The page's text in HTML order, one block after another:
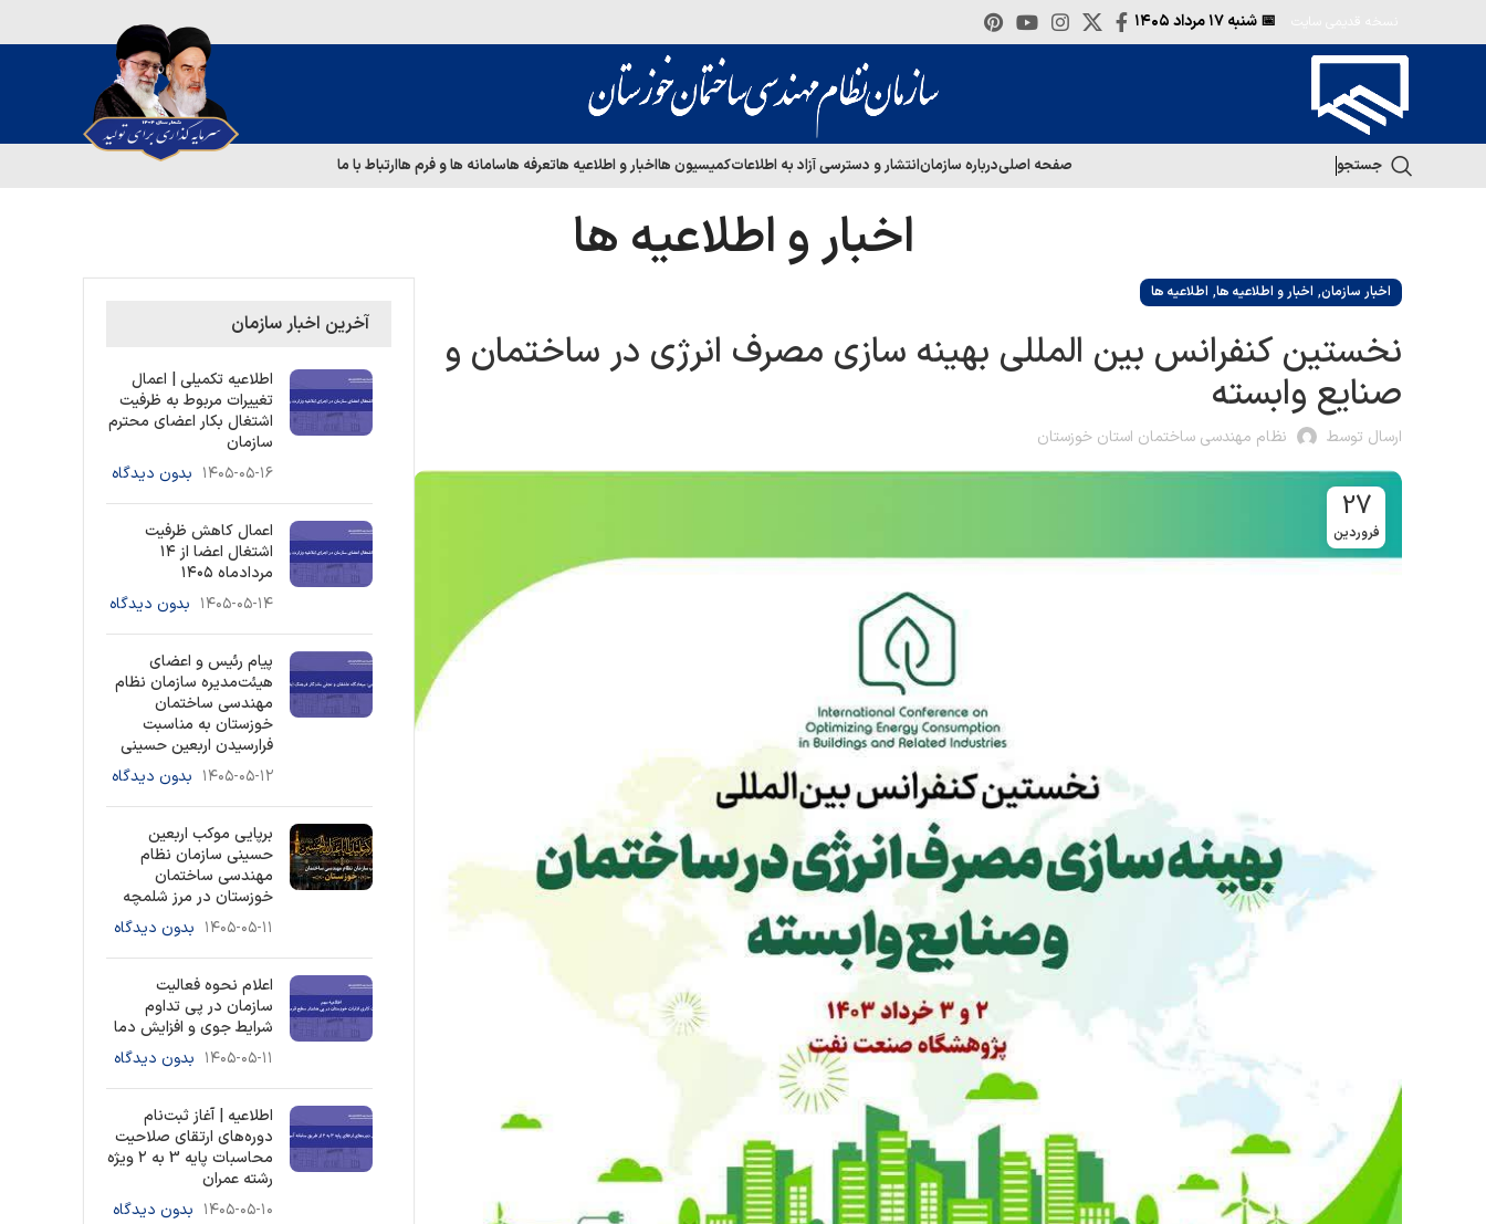
📅 شنبه
جستجو صفحه اصلیدرباره سازمانانتشار و دسترسی آزاد به اطلاعاتکمیسیون هااخبار و اطلاعیه هاتعرفه هاسامانه ها و فرم هاارتباط با ما
اخبار و اطلاعیه ها
اخبار سازمان, اخبار و اطلاعیه ها, اطلاعیه ها
نخستین کنفرانس بین المللی بهینه سازی مصرف انرژی در ساختمان و
صنایع وابسته
ارسال توسط نظام مهندسی ساختمان استان خوزستان
27
فروردین
آخرین اخبار سازمان
اطلاعیه تکمیلی | اعمال
تغییرات مربوط به ظرفیت
اشتغال بکار اعضای محترم
سازمان
۱۴۰۵-۰۵-۱۶ بدون دیدگاه
اعمال کاهش ظرفیت
اشتغال اعضا از ۱۴
مردادماه ۱۴۰۵
۱۴۰۵-۰۵-۱۴ بدون دیدگاه
پیام رئیس و اعضای
هیئت‌مدیره سازمان نظام
مهندسی ساختمان
خوزستان به مناسبت
فرارسیدن اربعین حسینی
۱۴۰۵-۰۵-۱۲ بدون دیدگاه
برپایی موکب اربعین
حسینی سازمان نظام
مهندسی ساختمان
خوزستان در مرز شلمچه
۱۴۰۵-۰۵-۱۱ بدون دیدگاه
اعلام نحوه فعالیت
سازمان در پی تداوم
شرایط جوی و افزایش دما
۱۴۰۵-۰۵-۱۱ بدون دیدگاه
اطلاعیه | آغاز ثبت‌نام
دوره‌های ارتقای صلاحیت
محاسبات پایه 3 به ۲ ویژه
رشته عمران
۱۴۰۵-۰۵-۱۰ بدون دیدگاه